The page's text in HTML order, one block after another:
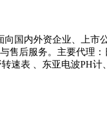
国内外资企业、上
后服务。主要代理
速表 、东亚电波PH计